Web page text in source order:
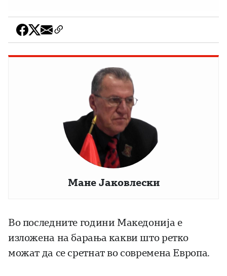
Мане Јаковлески
Во последните години Македонија е
изложена на барања какви што ретко
можат да се сретнат во современа Европа.